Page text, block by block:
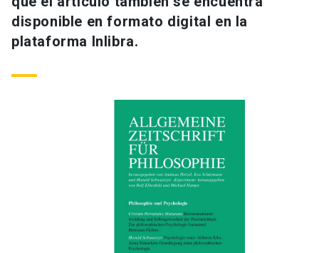
disponible en formato digital en la
plataforma Inlibra.